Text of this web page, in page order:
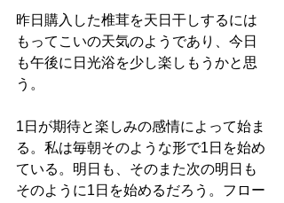
昨日購入した椎茸を天日干しするには
もってこいの天気のようであり、今日
も午後に日光浴を少し楽しもうかと思
う。
1日が期待と楽しみの感情によって始ま
る。私は毎朝そのような形で1日を始め
ている。明日も、そのまた次の明日も
そのように1日を始めるだろう。フロー